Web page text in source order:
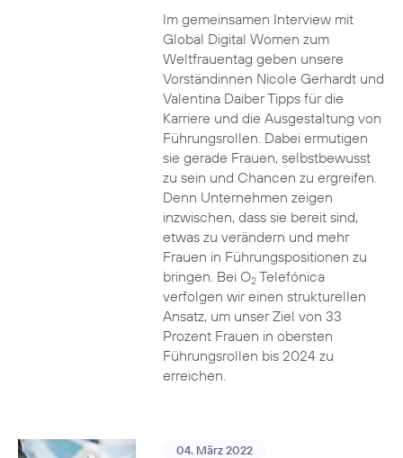
Im gemeinsamen Interview mit
Global Digital Women zum
Weltfrauentag geben unsere
Vorständinnen Nicole Gerhardt und
Valentina Daiber Tipps für die
Karriere und die Ausgestaltung von
Führungsrollen. Dabei ermutigen
sie gerade Frauen, selbstbewusst
zu sein und Chancen zu ergreifen.
Denn Unternehmen zeigen
inzwischen, dass sie bereit sind,
etwas zu verändern und mehr
Frauen in Führungspositionen zu
bringen. Bei O2Telefónica
verfolgen wir einen strukturellen
Ansatz, um unser Ziel von 33
Prozent Frauen in obersten
Führungsrollen bis 2024 zu
erreichen.
04. März 2022